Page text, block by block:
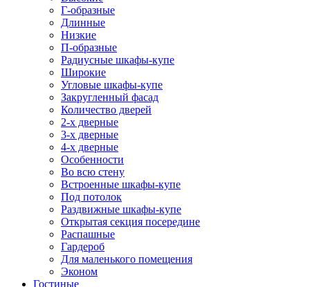
Г-образные
Длинные
Низкие
П-образные
Радиусные шкафы-купе
Широкие
Угловые шкафы-купе
Закругленный фасад
Количество дверей
2-х дверные
3-х дверные
4-х дверные
Особенности
Во всю стену
Встроенные шкафы-купе
Под потолок
Раздвижные шкафы-купе
Открытая секция посередине
Распашные
Гардероб
Для маленького помещения
Эконом
Гостиные